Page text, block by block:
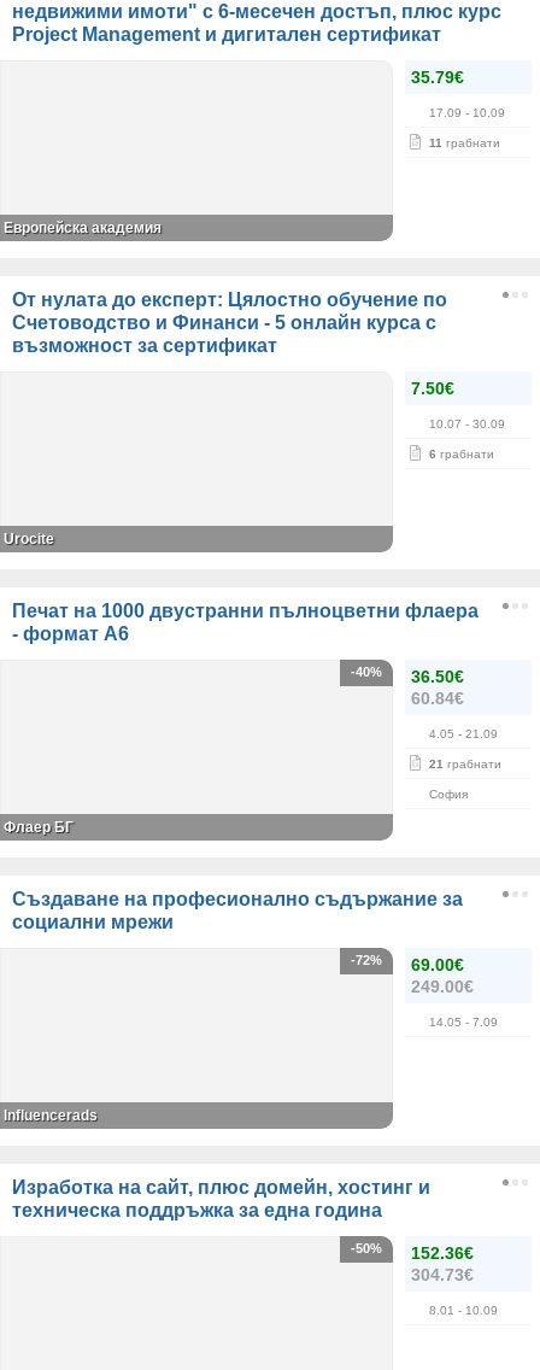
недвижими имоти" с 6-месечен достъп, плюс курс
Project Management и дигитален сертификат
35.79€
17.09 - 10.09
11 грабнати
Европейска академия
От нулата до експерт: Цялостно обучение по
Счетоводство и Финанси - 5 онлайн курса с
възможност за сертификат
7.50€
10.07 - 30.09
6 грабнати
Urocite
Печат на 1000 двустранни пълноцветни флаера
- формат А6
36.50€
60.84€
4.05 - 21.09
21 грабнати
София
-40%
Флаер БГ
Създаване на професионално съдържание за
социални мрежи
69.00€
249.00€
14.05 - 7.09
-72%
Influencerads
Изработка на сайт, плюс домейн, хостинг и
техническа поддръжка за една година
152.36€
304.73€
8.01 - 10.09
-50%